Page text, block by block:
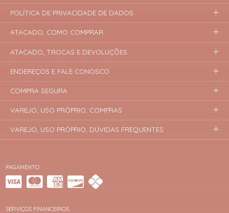
PAGAMENTO
SERVIÇOS FINANCEIROS
POLÍTICA DE PRIVACIDADE DE DADOS
ATACADO, COMO COMPRAR
ATACADO, TROCAS E DEVOLUÇÕES
ENDEREÇOS E FALE CONOSCO
COMPRA SEGURA
VAREJO, USO PRÓPRIO, COMPRAS
VAREJO, USO PRÓPRIO, DÚVIDAS FREQUENTES